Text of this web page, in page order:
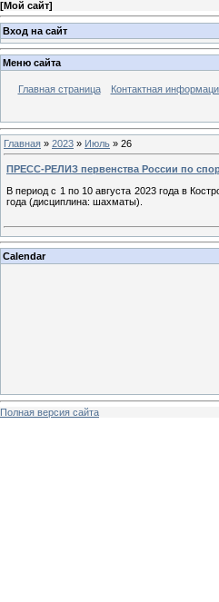
[Мой сайт]
Вход на сайт
Меню сайта
Главная страница Контактная
Главная » 2023 » Июль » 26
ПРЕСС-РЕЛИЗ первенства России по
В период с 1 по 10 августа 2023 года в
года (дисциплина: шахматы).
Calendar
Полная версия сайта